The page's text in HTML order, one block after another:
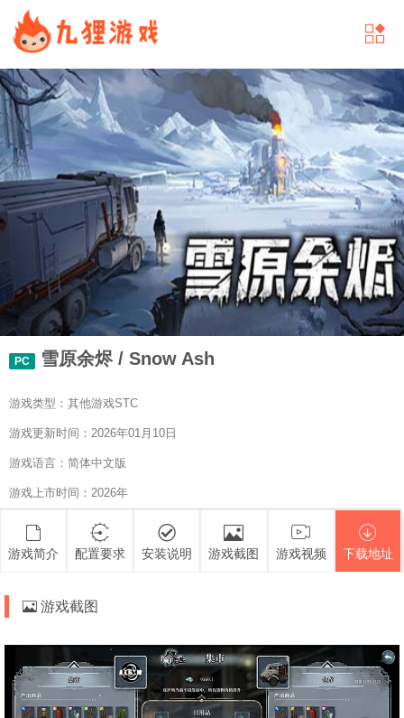
PC 雪原余烬 / Snow Ash
游戏类型：其他游戏STC
游戏更新时间：2026年01月10日
游戏语言：简体中文版
游戏上市时间：2026年
游戏简介 配置要求 安装说明 游戏截图 游戏视频 下载地址
游戏截图